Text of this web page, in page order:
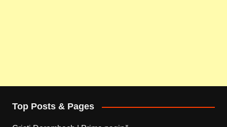
Top Posts & Pages